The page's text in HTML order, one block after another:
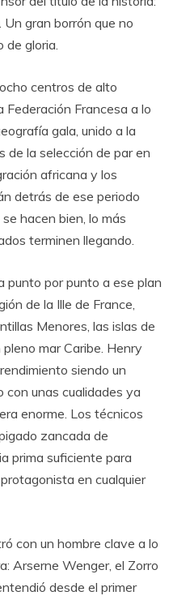
gran borrón que no
de gloria.
centros de alto
Federación Francesa a lo
gala, unido a la
de la selección de par en
africana y los
detrás de ese periodo
hacen bien, lo más
terminen llegando.
punto por punto a ese plan
de la Ille de France,
Menores, las islas de
mar Caribe. Henry
siendo un
con unas cualidades ya
enorme. Los técnicos
zancada de
prima suficiente para
en cualquier
con un hombre clave a lo
Arserne Wenger, el Zorro
desde el primer